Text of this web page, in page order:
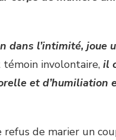
dans l’intimité, joue
involontaire, il
et d’humiliation
de marier un